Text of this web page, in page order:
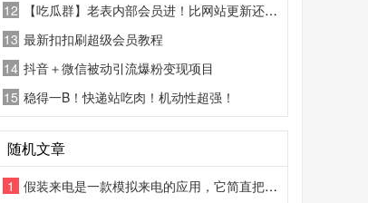
12
【吃瓜群】老表内部会员进！比网站更新还精彩！
13 最新扣扣刷超级会员教程
14 抖音＋微信被动引流爆粉变现项目
15 稳得一B！快递站吃肉！机动性超强！
随机文章
1
假装来电是一款模拟来电的应用，它简直把 “模拟来电” 玩出了花！除了基础的电话模拟之外